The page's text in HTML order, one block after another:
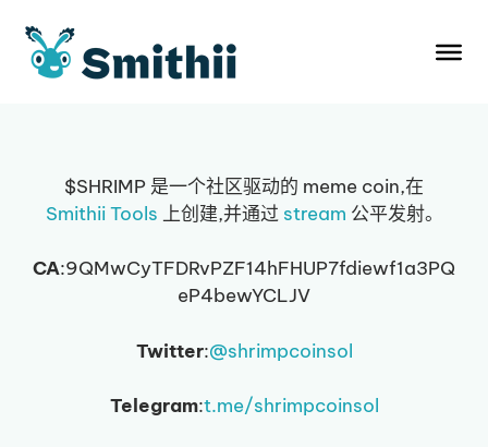
$SHRIMP 是一个社区驱动的 meme coin,在
Smithii Tools 上创建,并通过 stream 公平发射。
CA:9QMwCyTFDRvPZF14hFHUP7fdiewf1a3PQ
eP4bewYCLJV
Twitter:@shrimpcoinsol
Telegram:t.me/shrimpcoinsol